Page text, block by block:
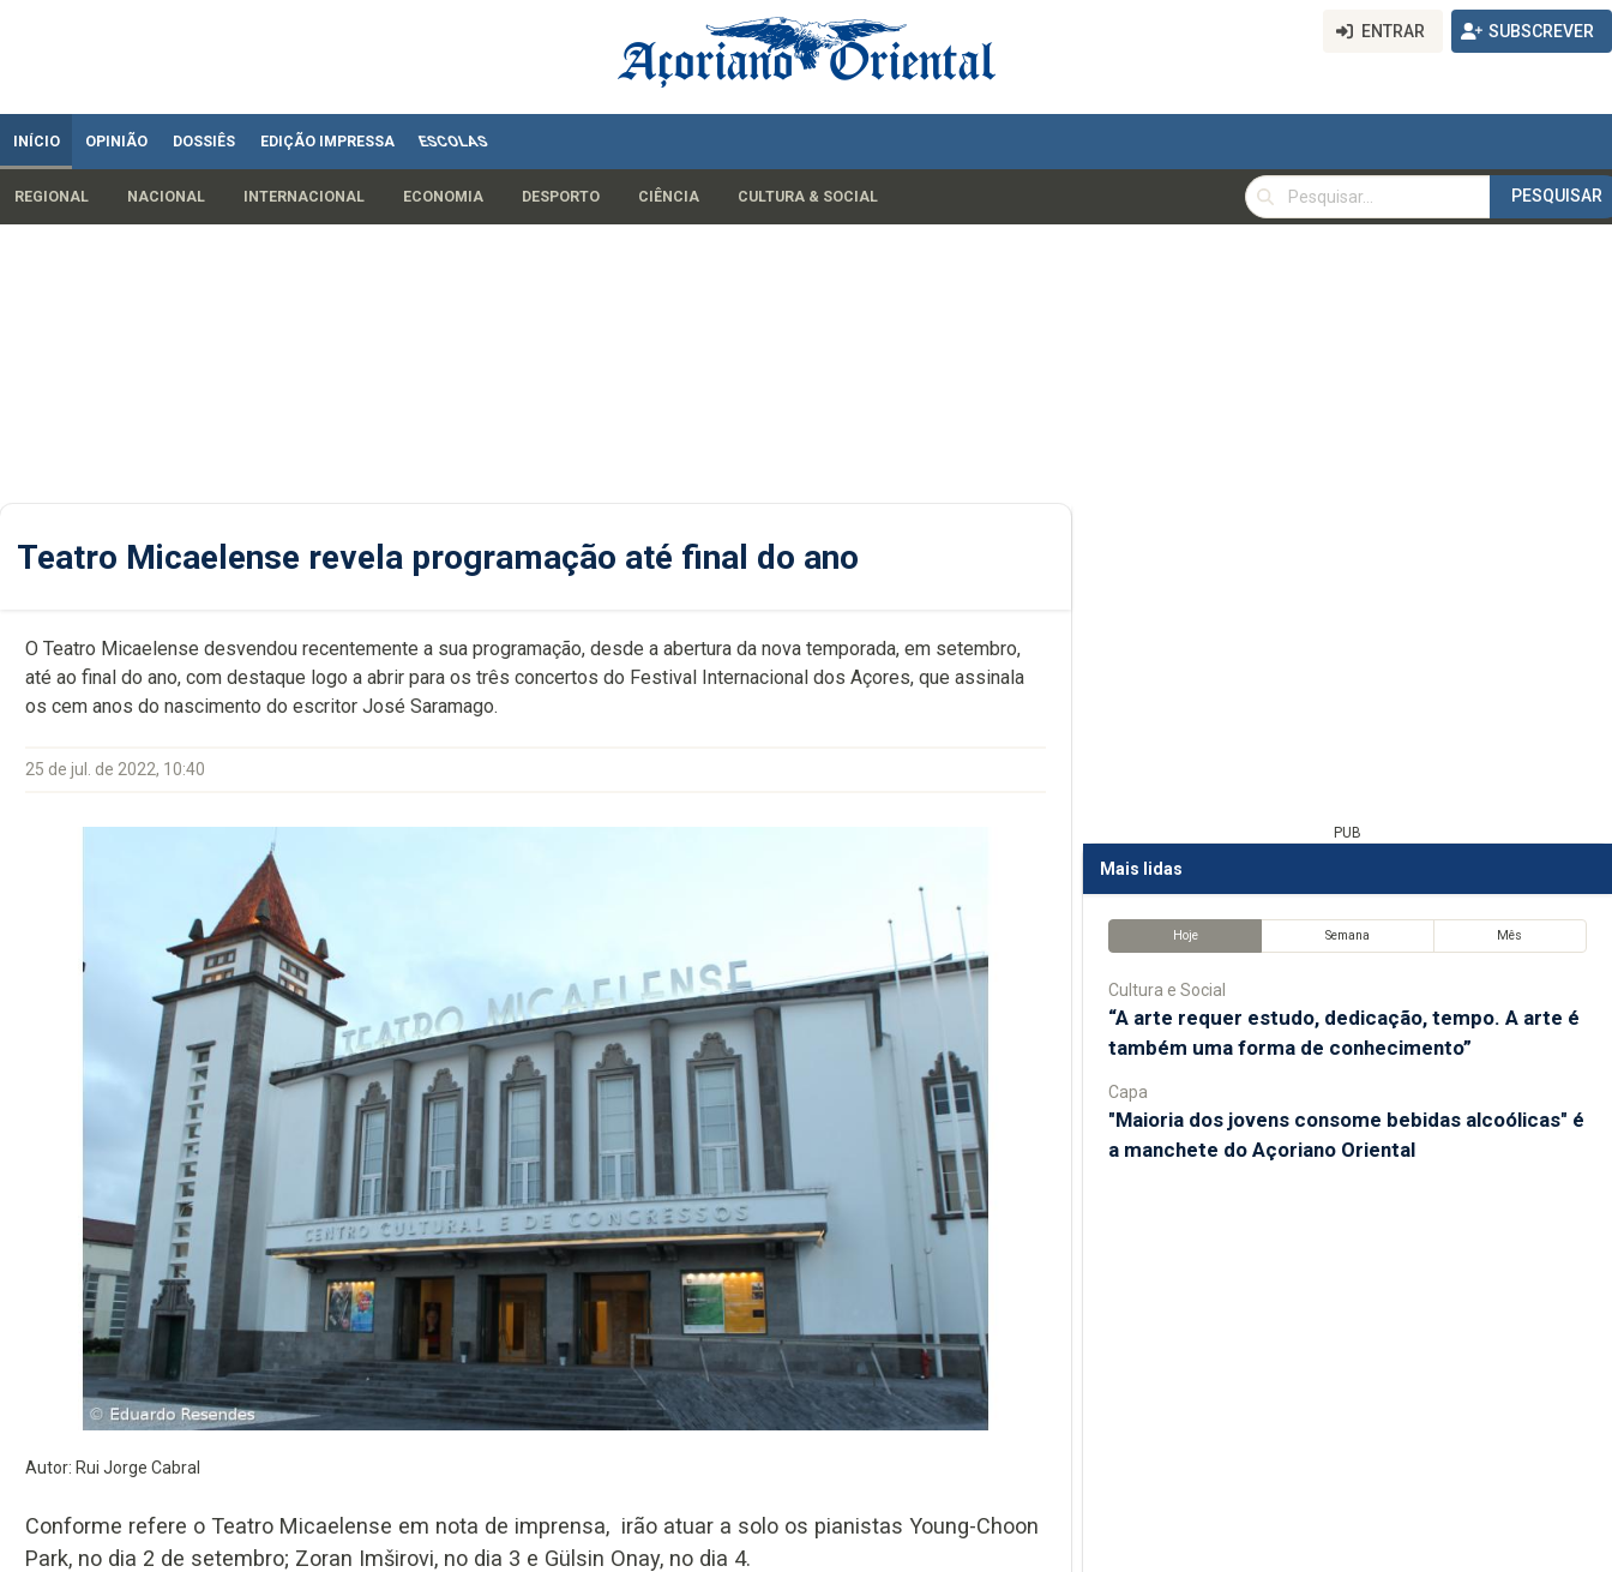
ENTRAR SUBSCREVER
INÍCIO OPINIÃO DOSSIÊS EDIÇÃO IMPRESSA ESCOLAS
REGIONAL NACIONAL INTERNACIONAL ECONOMIA DESPORTO CIÊNCIA CULTURA & SOCIAL
PESQUISAR
PESQUISAR
Teatro Micaelense revela programação até final do ano
O Teatro Micaelense desvendou recentemente a sua programação, desde a abertura da nova temporada, em setembro,
até ao final do ano, com destaque logo a abrir para os três concertos do Festival Internacional dos Açores, que assinala
os cem anos do nascimento do escritor José Saramago.
25 de jul. de 2022, 10:40
Autor: Rui Jorge Cabral
Conforme refere o Teatro Micaelense em nota de imprensa, irão atuar a solo os pianistas Young-Choon
Park, no dia 2 de setembro; Zoran Imširovi, no dia 3 e Gülsin Onay, no dia 4.
PUB
Mais lidas
Hoje Semana Mês
Cultura e Social
“A arte requer estudo, dedicação, tempo. A arte é
também uma forma de conhecimento”
Capa
"Maioria dos jovens consome bebidas alcoólicas" é
a manchete do Açoriano Oriental